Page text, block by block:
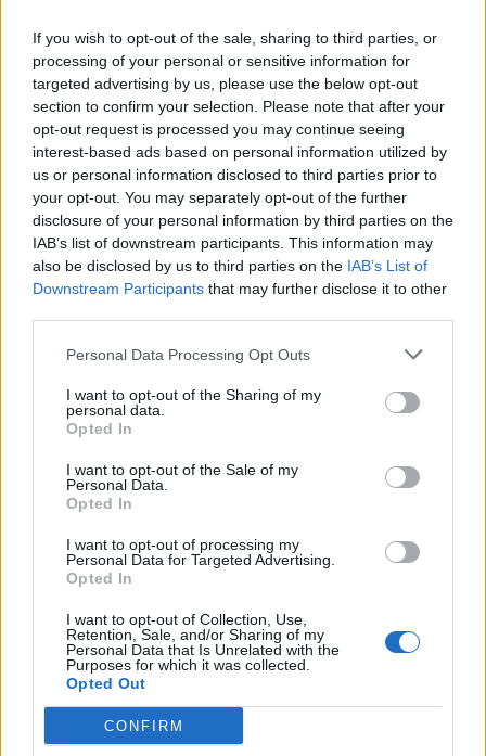
If you wish to opt-out of the sale, sharing to third parties, or
processing of your personal or sensitive information for
targeted advertising by us, please use the below opt-out
section to confirm your selection. Please note that after your
opt-out request is processed you may continue seeing
interest-based ads based on personal information utilized by
us or personal information disclosed to third parties prior to
your opt-out. You may separately opt-out of the further
disclosure of your personal information by third parties on the
IAB’s list of downstream participants. This information may
also be disclosed by us to third parties on the IAB’s List of
Downstream Participants that may further disclose it to other
Personal Data Processing Opt Outs
I want to opt-out of the Sharing of my
personal data.
Opted In
I want to opt-out of the Sale of my
Personal Data.
Opted In
I want to opt-out of processing my
Personal Data for Targeted Advertising.
Opted In
I want to opt-out of Collection, Use,
Retention, Sale, and/or Sharing of my
Personal Data that Is Unrelated with the
Purposes for which it was collected.
Opted Out
CONFIRM
Antworten:
2 Februar 2014
Mehrfaches Versenken ohne Belohnung
S.Hubertz
Antworten:
3 2 Februar 2014
SF Todesfahrt Updaten
Bartholomäus-Bär
Antworten:
1 3 Februar 2014
100.000 Kugeln
VIP
Antworten:
5 Februar 2014
Gilde du hast den Koloss gestohlen, gib ihn wieder
her
Antworten:
4 6 Februar 2014
Dublonen gegen Diamanten tauschen
Antworten:
2 6 Februar 2014
Njordstar
Antworten:
0 7 Februar 2014
Antworten:
3 8 Februar 2014
Adlerblut zum wucherpreis ?
Antworten:
Bermuda - licht
...P.I.R.A.T.I.S...
Neue Map für richtig starke Spieler.
S.M.S-Nautica
Antworten:
12
Ideen für zukünftige Invasionen
Antworten:
5
Arena